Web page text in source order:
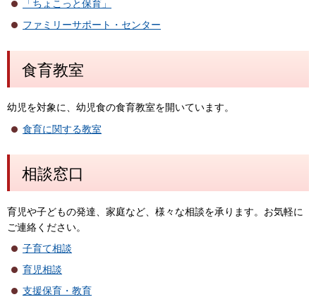
「ちょこっと保育」
ファミリーサポート・センター
食育教室
幼児を対象に、幼児食の食育教室を開いています。
食育に関する教室
相談窓口
育児や子どもの発達、家庭など、様々な相談を承ります。お気軽に
ご連絡ください。
子育て相談
育児相談
支援保育・教育